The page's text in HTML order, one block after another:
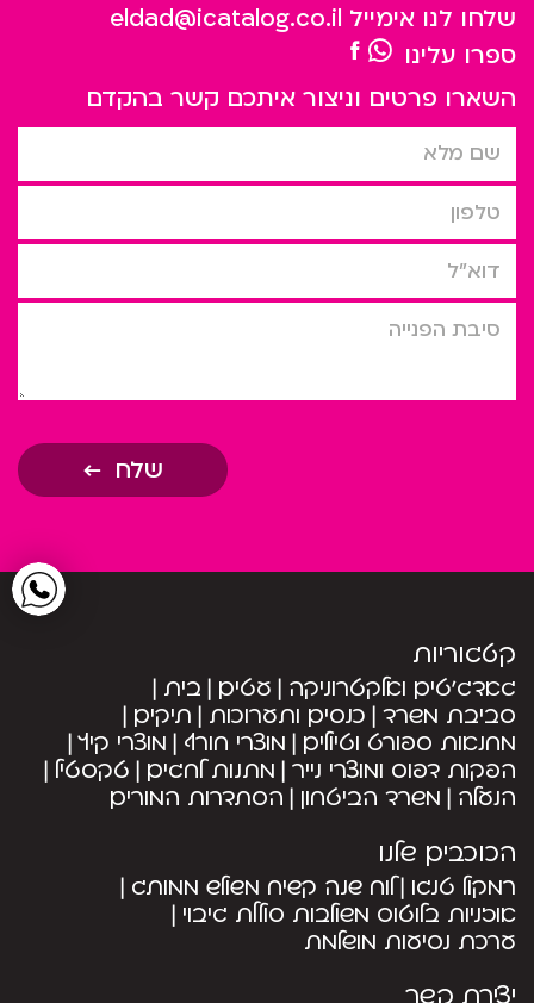
שלחו לנו אימייל eldad@icatalog.co.il
ספרו עלינו
השארו פרטים וניצור איתכם קשר בהקדם
שם מלא
טלפון
דוא”ל
סיבת הפניה
שלח
קטגוריות
גאדג’טים ואלקטרוניקה עטים בית
סביבת משרד כנסים ותערוכות תיקים
מחנאות ספורט וטיולים מוצרי חורף מוצרי קיץ
הפקות דפוס ומוצרי נייר מתנות לחגים טקסטיל
הנעלה משרד הביטחון הסתדרות המורים
הכוכבים שלנו
רמקול טנגו לוח שנה קשיח משולש ממותג
אוזניות בלוטוס משולבות סוללת גיבוי
ערכת נסיעות מושלמת